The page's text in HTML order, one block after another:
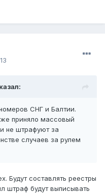
СНГ и Балтии.
приняло массовый
не штрафуют за
случаев за рулем
Будут составлять реестры
штраф будут выписывать